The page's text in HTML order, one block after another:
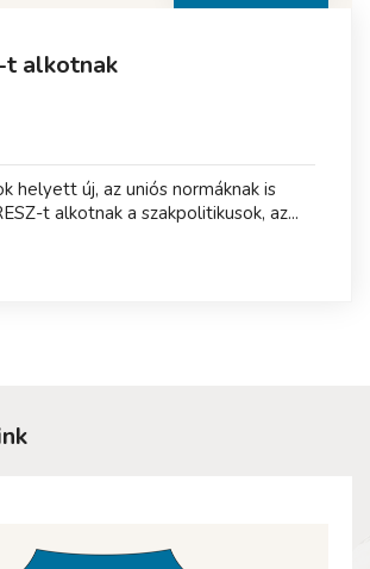
t alkotnak
helyett új, az uniós normáknak is
t alkotnak a szakpolitikusok, az...